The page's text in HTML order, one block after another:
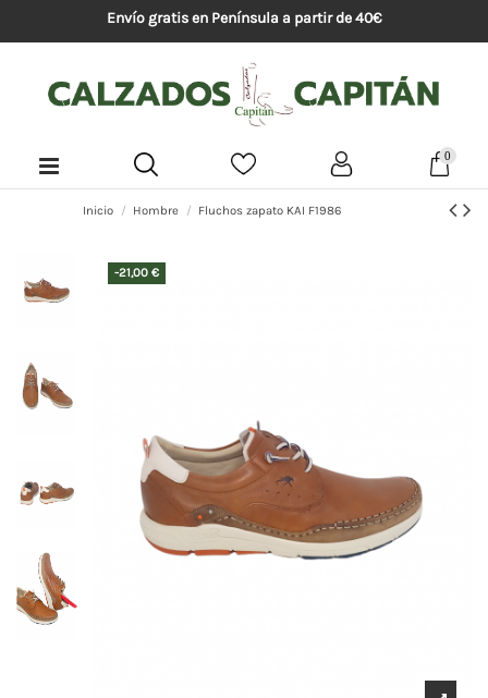
Envío gratis en Península a partir de 40€
0
Inicio Hombre Fluchos zapato KAI F1986
-21,00 €